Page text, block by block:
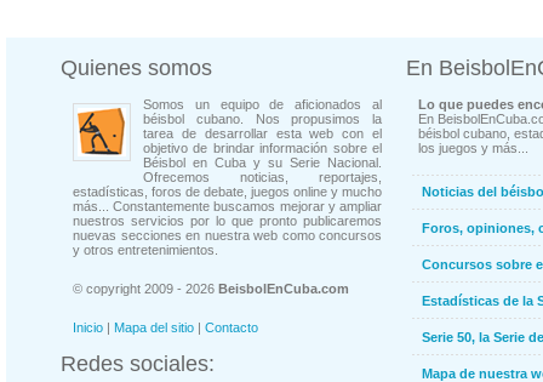
Quienes somos
Somos un equipo de aficionados al
béisbol cubano. Nos propusimos la
tarea de desarrollar esta web con el
objetivo de brindar información sobre el
Béisbol en Cuba y su Serie Nacional.
Ofrecemos noticias, reportajes,
estadísticas, foros de debate, juegos online y mucho
más... Constantemente buscamos mejorar y ampliar
nuestros servicios por lo que pronto publicaremos
nuevas secciones en nuestra web como concursos
y otros entretenimientos.
© copyright 2009 - 2026 BeisbolEnCuba.com
Inicio | Mapa del sitio | Contacto
Redes sociales:
En
Lo que puedes
En
béisbol cubano,
los juegos y más...
Noticias del
Foros, opiniones,
Concursos sobre
Estadísticas de la
Serie 50, la Serie
Mapa de nuestra